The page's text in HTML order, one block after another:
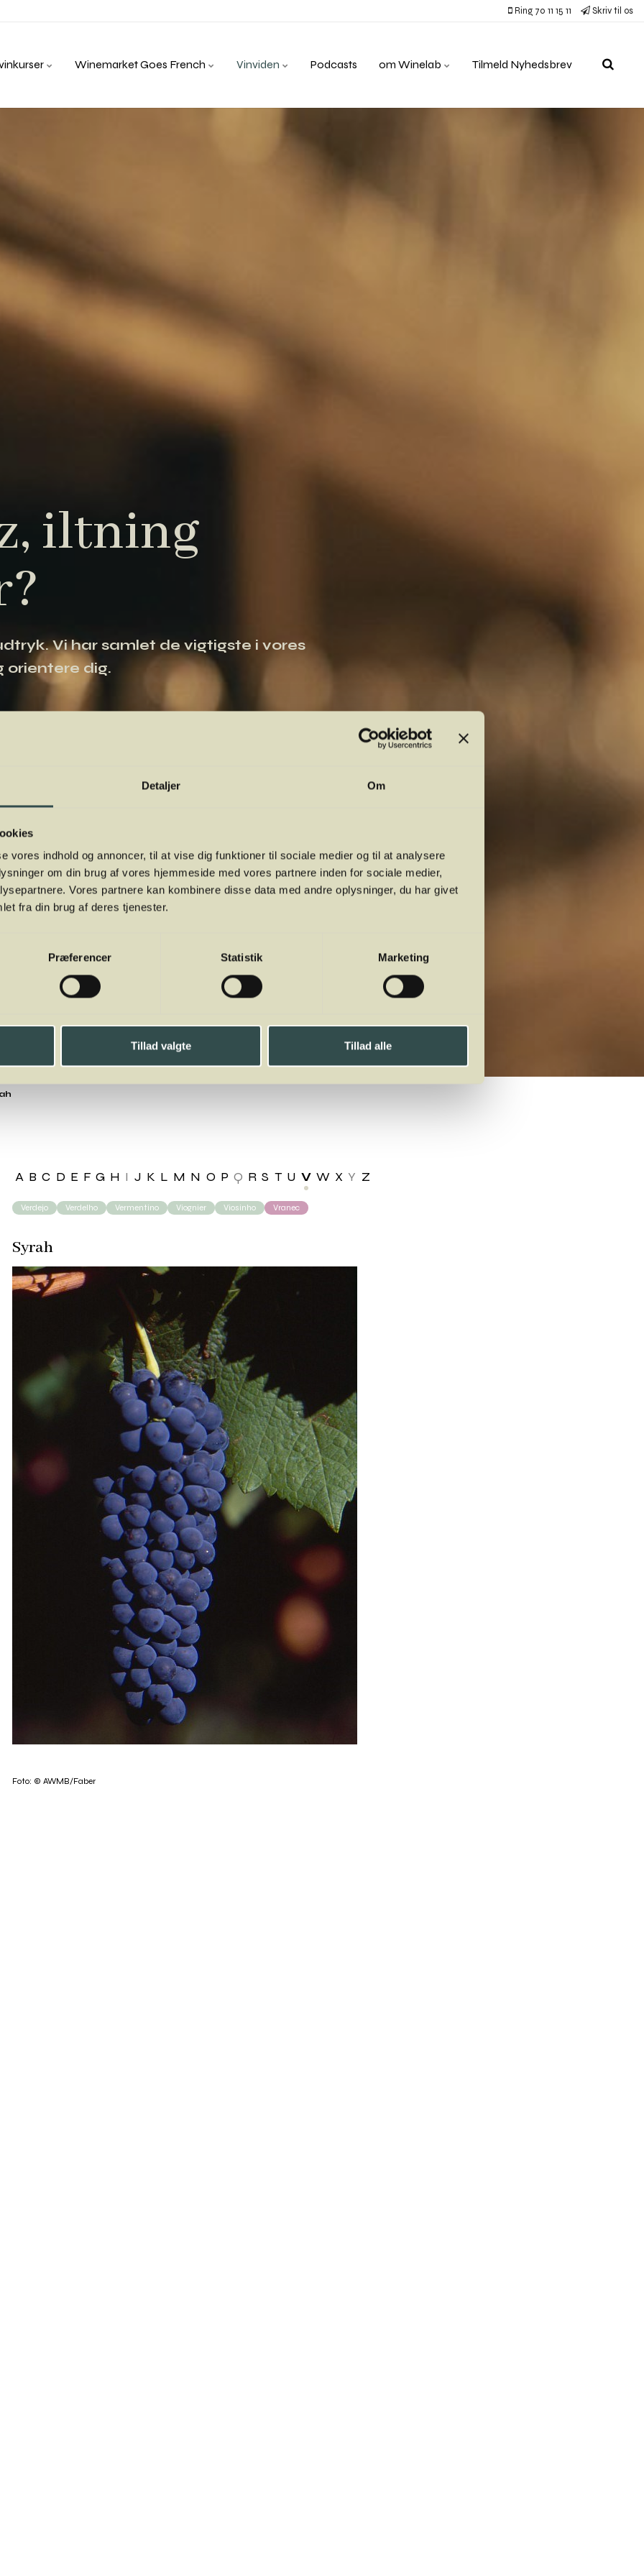
Detaljer Om
vores indhold og annoncer, til at vise dig funktioner til sociale medier og til at analysere
om din brug af vores hjemmeside med vores partnere inden for sociale medier,
Vores partnere kan kombinere disse data med andre oplysninger, du har givet
fra din brug af deres tjenester.
Præferencer Statistik Marketing
Tillad valgte Tillad alle
Ring 70 11 15 11 Skriv til os
Winemarket Goes French Vinviden Podcasts om Winelab Tilmeld Nyhedsbrev
iltning
Vi har samlet de vigtigste i vores
orientere dig.
A B C D E F G H I J K L M N O P Q R S T U V W X Y Z
Verdejo Verdelho Vermentino Viognier Viosinho Vranec
Syrah
Foto: © AWMB/Faber